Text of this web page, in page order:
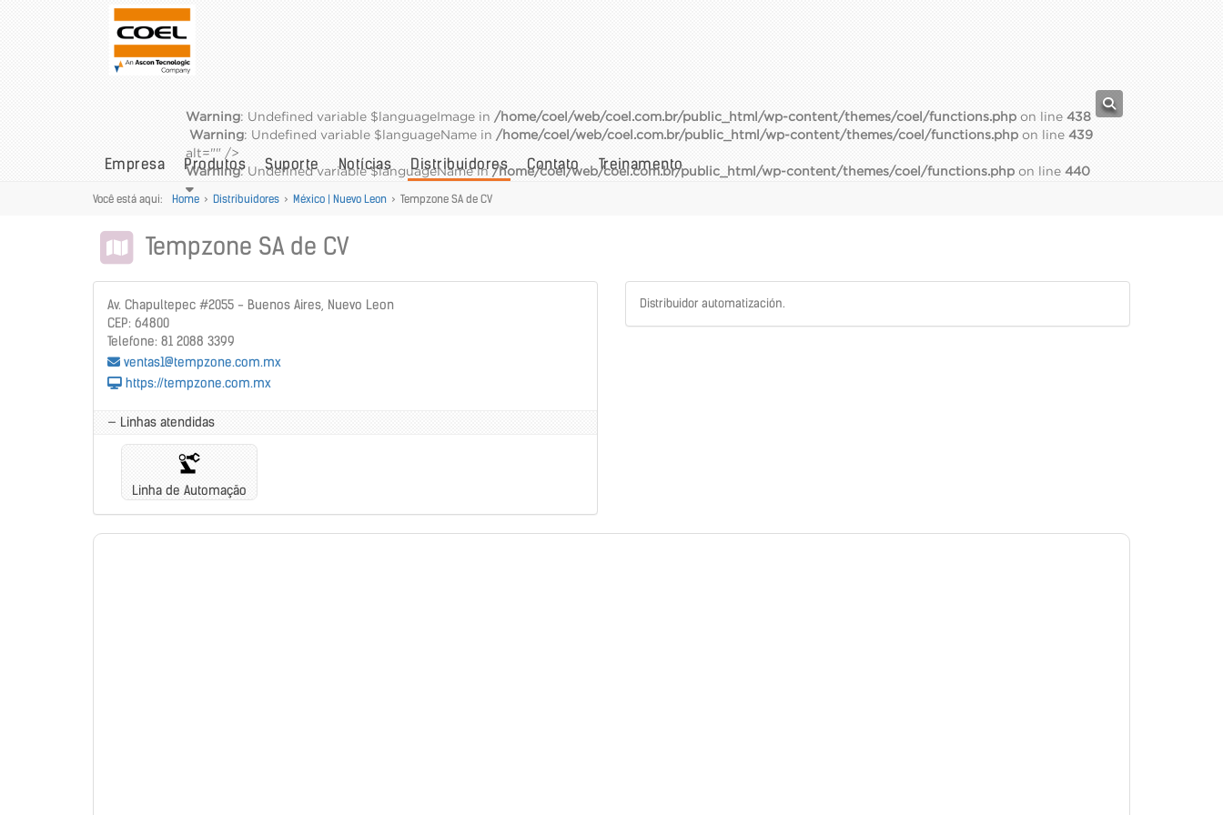
Warning: Undefined variable $languageImage in /home/coel/web/coel.com.br/public_html/wp-content/themes/coel/functions.php on line 438
Warning: Undefined variable $languageName in /home/coel/web/coel.com.br/public_html/wp-content/themes/coel/functions.php on line 439
alt="" />
Warning: Undefined variable $languageName in /home/coel/web/coel.com.br/public_html/wp-content/themes/coel/functions.php on line 440
Empresa Produtos Suporte Notícias Distribuidores Contato Treinamento
Você está aqui: Home > Distribuidores > México | Nuevo Leon > Tempzone SA de CV
Tempzone SA de CV
Av. Chapultepec #2055 - Buenos Aires, Nuevo Leon
CEP: 64800
Telefone: 81 2088 3399
ventas1@tempzone.com.mx
https://tempzone.com.mx
— Linhas atendidas
Linha de Automação
Distribuidor automatización.